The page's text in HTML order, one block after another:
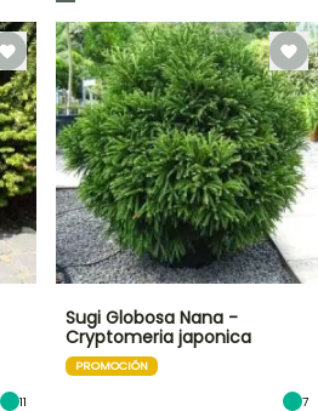
11
Sugi Globosa Nana -
Cryptomeria japonica
PROMOCIÓN
7